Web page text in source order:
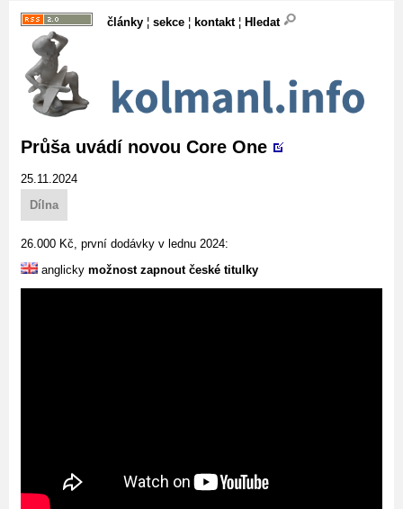
články ¦ sekce ¦ kontakt¦ Hledat
Průša uvádí novou Core One
25.11.2024
Dílna
26.000 Kč, první dodávky v lednu 2024:
anglicky možnost zapnout české titulky